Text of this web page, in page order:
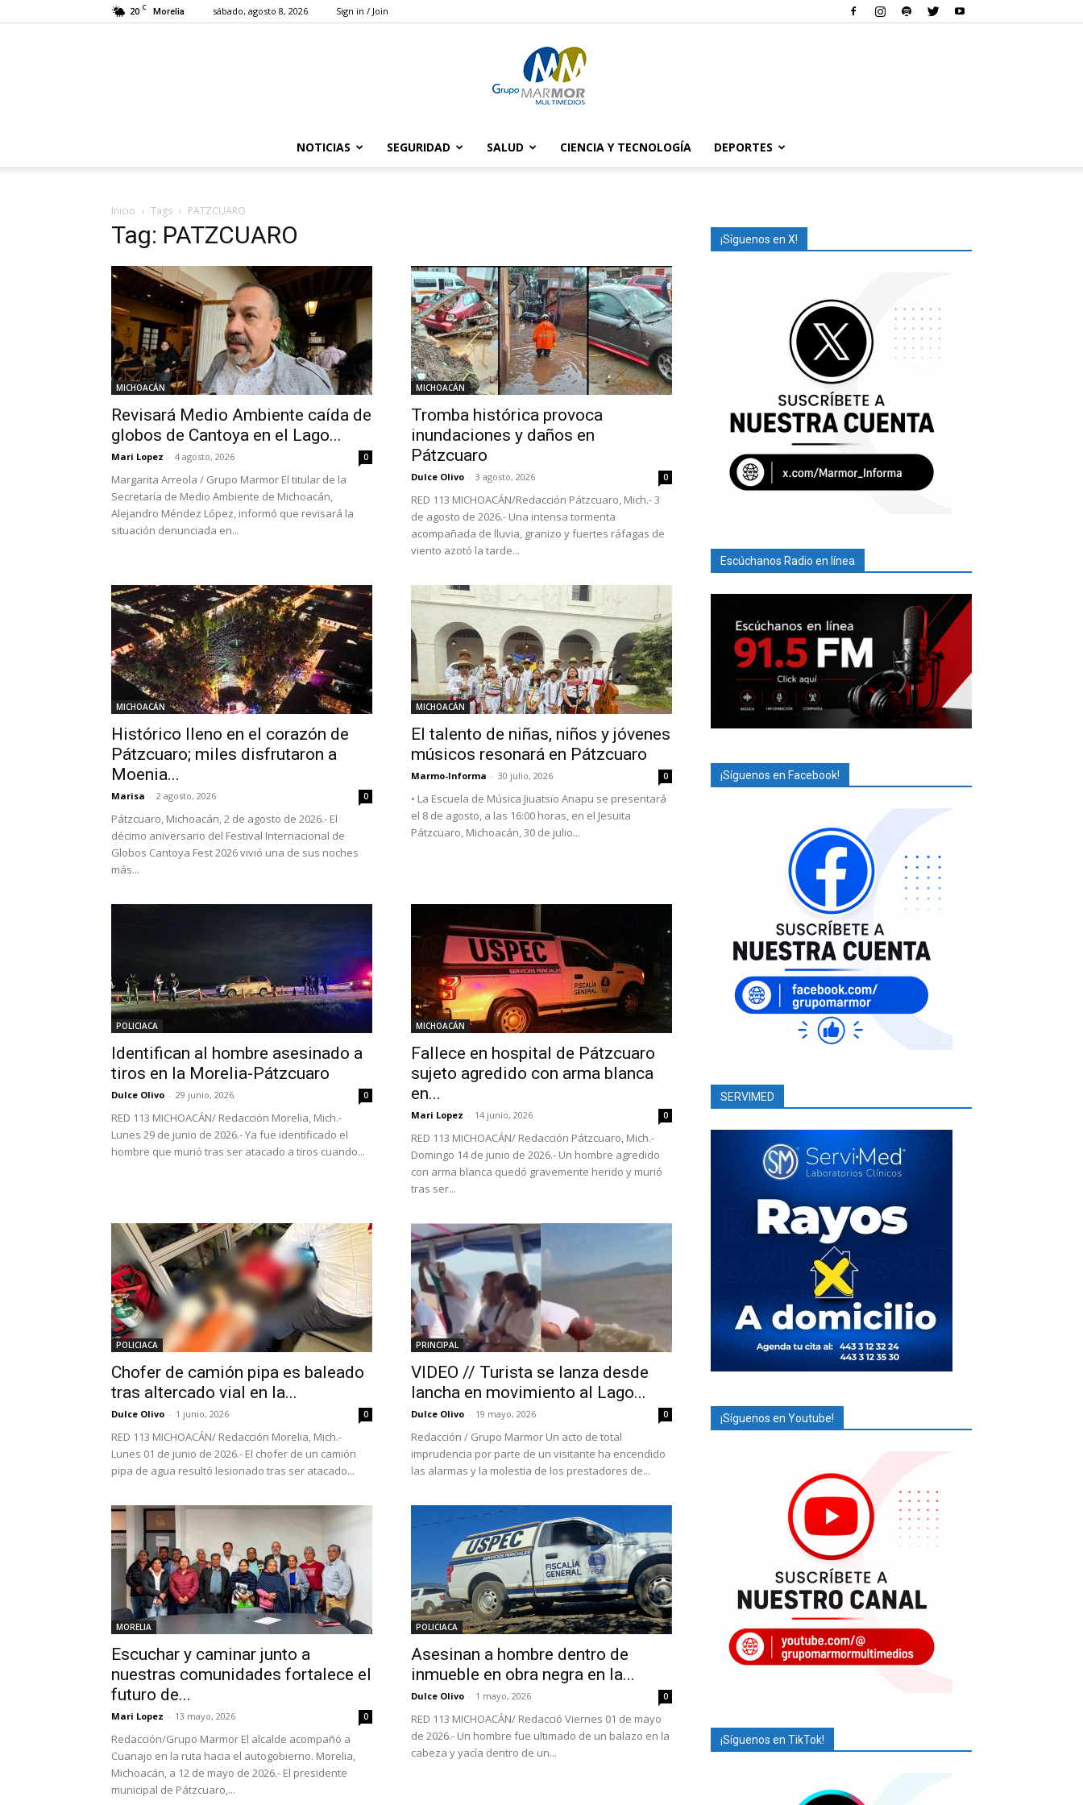
20 C Morelia sábado, agosto 8, 2026 Sign in / Join
Marmor
NOTICIAS SEGURIDAD SALUD CIENCIA Y TECNOLOGÍA DEPORTES
Inicio Tags PATZCUARO
Tag: PATZCUARO
MICHOACÁN
Revisará Medio Ambiente caída de
globos de Cantoya en el Lago...
Mari Lopez - 4 agosto, 2026 0
Margarita Arreola / Grupo Marmor El titular de la
Secretaría de Medio Ambiente de Michoacán,
Alejandro Méndez López, informó que revisará la
situación denunciada en...
MICHOACÁN
Tromba histórica provoca
inundaciones y daños en
Pátzcuaro
Dulce Olivo - 3 agosto, 2026 0
RED 113 MICHOACÁN/Redacción Pátzcuaro, Mich.- 3
de agosto de 2026.- Una intensa tormenta
acompañada de lluvia, granizo y fuertes ráfagas de
viento azotó la tarde...
MICHOACÁN
Histórico lleno en el corazón de
Pátzcuaro; miles disfrutaron a
Moenia...
Marisa - 2 agosto, 2026 0
Pátzcuaro, Michoacán, 2 de agosto de 2026.- El
décimo aniversario del Festival Internacional de
Globos Cantoya Fest 2026 vivió una de sus noches
más...
MICHOACÁN
El talento de niñas, niños y jóvenes
músicos resonará en Pátzcuaro
Marmo-Informa - 30 julio, 2026 0
• ⁠La Escuela de Música Jiuatsïo Anapu se presentará
el 8 de agosto, a las 16:00 horas, en el Jesuita
Pátzcuaro, Michoacán, 30 de julio...
POLICIACA
Identifican al hombre asesinado a
tiros en la Morelia-Pátzcuaro
Dulce Olivo - 29 junio, 2026 0
RED 113 MICHOACÁN/ Redacción Morelia, Mich.-
Lunes 29 de junio de 2026.- Ya fue identificado el
hombre que murió tras ser atacado a tiros cuando...
MICHOACÁN
Fallece en hospital de Pátzcuaro
sujeto agredido con arma blanca
en...
Mari Lopez - 14 junio, 2026 0
RED 113 MICHOACÁN/ Redacción Pátzcuaro, Mich.-
Domingo 14 de junio de 2026.- Un hombre agredido
con arma blanca quedó gravemente herido y murió
tras ser...
POLICIACA
Chofer de camión pipa es baleado
tras altercado vial en la...
Dulce Olivo - 1 junio, 2026 0
RED 113 MICHOACÁN/ Redacción Morelia, Mich.-
Lunes 01 de junio de 2026.- El chofer de un camión
pipa de agua resultó lesionado tras ser atacado...
PRINCIPAL
VIDEO // Turista se lanza desde
lancha en movimiento al Lago...
Dulce Olivo - 19 mayo, 2026 0
Redacción / Grupo Marmor Un acto de total
imprudencia por parte de un visitante ha encendido
las alarmas y la molestia de los prestadores de...
MORELIA
Escuchar y caminar junto a
nuestras comunidades fortalece el
futuro de...
Mari Lopez - 13 mayo, 2026 0
Redacción/Grupo Marmor El alcalde acompañó a
Cuanajo en la ruta hacia el autogobierno. Morelia,
Michoacán, a 12 de mayo de 2026.- El presidente
municipal de Pátzcuaro,...
POLICIACA
Asesinan a hombre dentro de
inmueble en obra negra en la...
Dulce Olivo - 1 mayo, 2026 0
RED 113 MICHOACÁN/ Redacció Viernes 01 de mayo
de 2026.- Un hombre fue ultimado de un balazo en la
cabeza y yacía dentro de un...
¡Síguenos en X!
Escúchanos Radio en línea
¡Síguenos en Facebook!
SERVIMED
¡Síguenos en Youtube!
¡Síguenos en TikTok!